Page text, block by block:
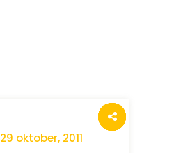
29 oktober, 2011